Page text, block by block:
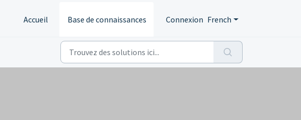
Accueil Base de connaissances Connexion French